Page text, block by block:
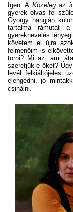
Igen. A Közeleg az
gyerek olvas fel
György hangján
tartalma rámutat
gyereknevelés
követem el újra
felmenőim is
törni? Mi az, ami
szeretjük-e őket?
levél felkiáltójeles
elengedni, jó
csinálni.